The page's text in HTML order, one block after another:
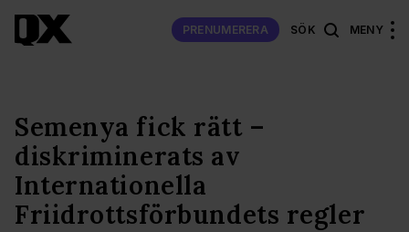
PRENUMERERA SÖK MENY
Semenya fick rätt –
diskriminerats av
Internationella
Friidrottsförbundets regler